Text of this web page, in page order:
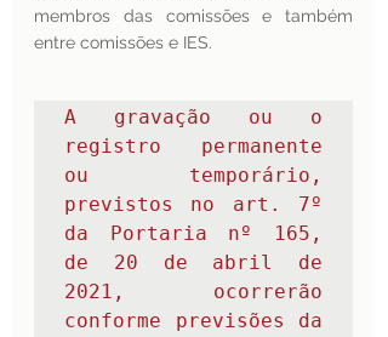
membros das comissões e também
entre comissões e IES.
A gravação ou o
registro permanente
ou temporário,
previstos no art. 7º
da Portaria nº 165,
de 20 de abril de
2021, ocorrerão